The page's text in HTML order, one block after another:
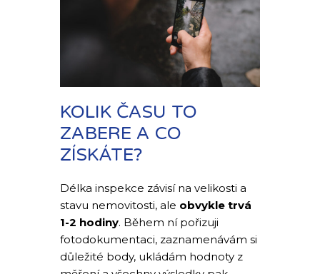
KOLIK ČASU TO
ZABERE A CO
ZÍSKÁTE?
Délka inspekce závisí na velikosti a
stavu nemovitosti, ale obvykle trvá
1-2 hodiny. Během ní pořizuji
fotodokumentaci, zaznamenávám si
důležité body, ukládám hodnoty z